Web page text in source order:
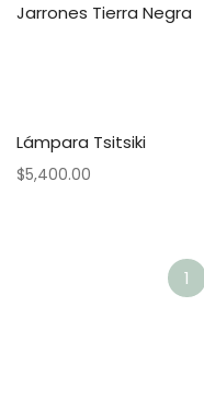
Jarrones Tierra Negra
Lámpara Tsitsiki
$5,400.00
1